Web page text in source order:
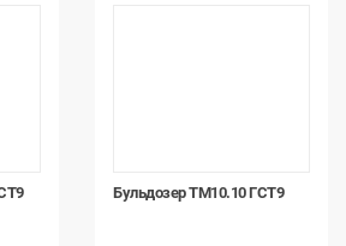
Бульдозер ТМ10.10 ГСТ9